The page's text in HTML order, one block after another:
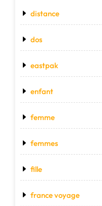
distance
dos
eastpak
enfant
femme
femmes
fille
france voyage